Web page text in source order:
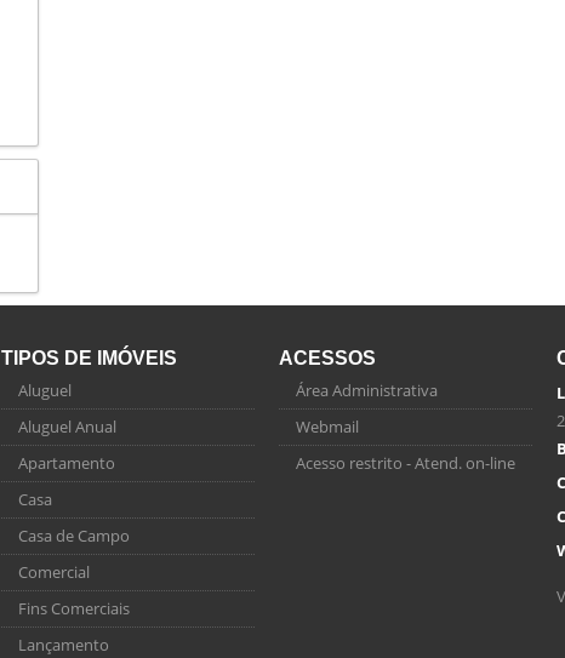
TIPOS DE IMÓVEIS
Aluguel
Aluguel Anual
Apartamento
Casa
Casa de Campo
Comercial
Fins Comerciais
Lançamento
ACESSOS
Área Administrativa
Webmail
Acesso restrito - Atend. on-line